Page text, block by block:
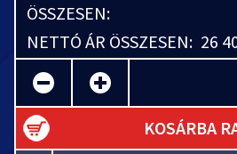
ÖSSZESEN:
NETTÓ ÁR ÖSSZESEN: 26
KOSÁRBA